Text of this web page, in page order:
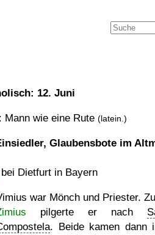
12. Juni
Mann wie eine Rute (latein.)
Glaubensbote im
bei Dietfurt in Bayern
war Mönch und Priester.
pilgerte er nach
. Beide kamen dann